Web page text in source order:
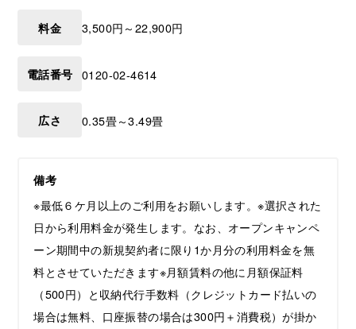
料金 3,500円～22,900円
電話番号 0120-02-4614
広さ 0.35畳～3.49畳
備考
※最低６ケ月以上のご利用をお願いします。※選択された
日から利用料金が発生します。なお、オープンキャンペ
ーン期間中の新規契約者に限り1か月分の利用料金を無
料とさせていただきます※月額賃料の他に月額保証料
（500円）と収納代行手数料（クレジットカード払いの
場合は無料、口座振替の場合は300円＋消費税）が掛か